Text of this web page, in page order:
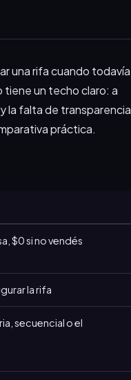
una rifa cuando todavía
tiene un techo claro: a
la falta de transparencia
práctica.
$0 si no vendés
la rifa
secuencial o el